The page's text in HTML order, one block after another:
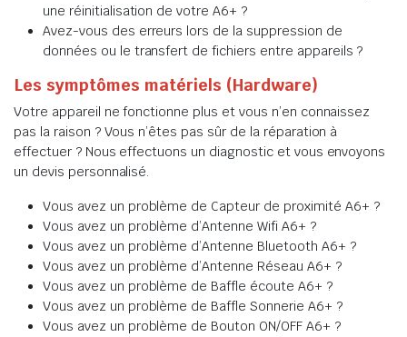
une réinitialisation de votre A6+ ?
Avez-vous des erreurs lors de la suppression de
données ou le transfert de fichiers entre appareils ?
Les symptômes matériels (Hardware)
Votre appareil ne fonctionne plus et vous n’en connaissez
pas la raison ? Vous n’êtes pas sûr de la réparation à
effectuer ? Nous effectuons un diagnostic et vous envoyons
un devis personnalisé.
Vous avez un problème de Capteur de proximité A6+ ?
Vous avez un problème d’Antenne Wifi A6+ ?
Vous avez un problème d’Antenne Bluetooth A6+ ?
Vous avez un problème d’Antenne Réseau A6+ ?
Vous avez un problème de Baffle écoute A6+ ?
Vous avez un problème de Baffle Sonnerie A6+ ?
Vous avez un problème de Bouton ON/OFF A6+ ?